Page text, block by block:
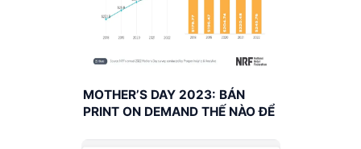
MOTHER’S DAY 2023: BÁN
PRINT ON DEMAND THẾ NÀO ĐỂ